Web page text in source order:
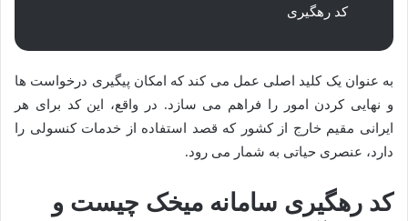
کد رهگیری
به عنوان یک کلید اصلی عمل می کند که امکان پیگیری درخواست ها
و نهایی کردن امور را فراهم می سازد. در واقع، این کد برای هر
ایرانی مقیم خارج از کشور که قصد استفاده از خدمات کنسولی را
دارد، عنصری حیاتی به شمار می رود.
کد رهگیری سامانه میخک چیست و